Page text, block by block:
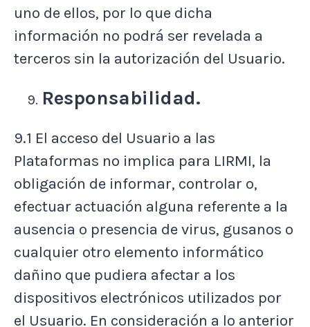
uno de ellos, por lo que dicha
información no podrá ser revelada a
terceros sin la autorización del Usuario.
Responsabilidad.
9.1 El acceso del Usuario a las
Plataformas no implica para LIRMI, la
obligación de informar, controlar o,
efectuar actuación alguna referente a la
ausencia o presencia de virus, gusanos o
cualquier otro elemento informático
dañino que pudiera afectar a los
dispositivos electrónicos utilizados por
el Usuario. En consideración a lo anterior